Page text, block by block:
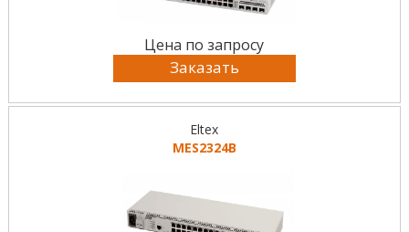
Цена по запросу
Заказать
Eltex
MES2324B